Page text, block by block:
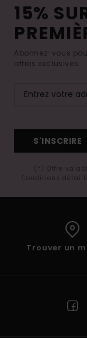
15%
Abonnez-vous
offres exclusives.
S'INSCRIRE
(*) Offre
Conditions
Trouver un